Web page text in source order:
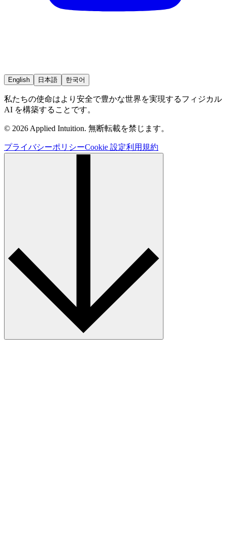
English 日本語 한국어
私たちの使命はより安全で豊かな世界を実現するフィジカル
AI を構築することです。
© 2026 Applied Intuition. 無断転載を禁じます。
プライバシーポリシーCookie 設定利用規約